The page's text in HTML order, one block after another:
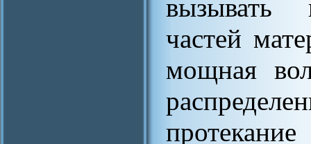
вызывать
частей
мощная